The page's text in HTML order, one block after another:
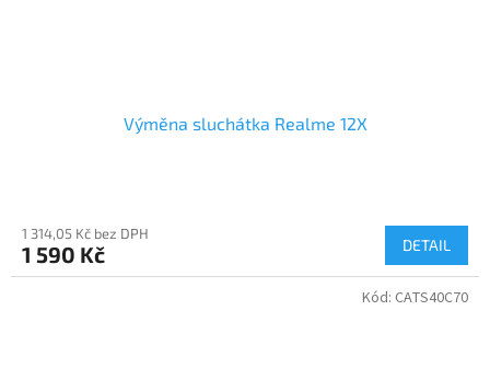
Výměna sluchátka Realme 12X
1 314,05 Kč bez DPH
1 590 Kč DETAIL
Kód: CATS40C70